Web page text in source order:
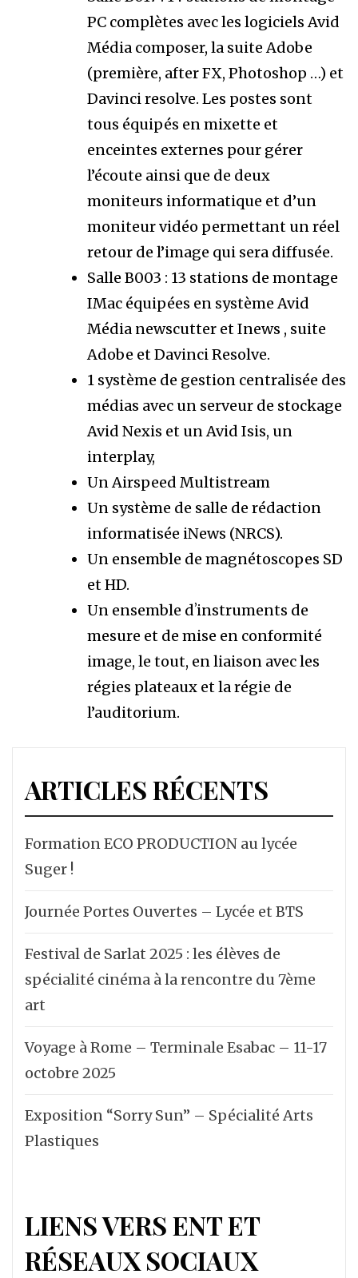
PC complètes avec les logiciels Avid
Média composer, la suite Adobe
(première, after FX, Photoshop …) et
Davinci resolve. Les postes sont
tous équipés en mixette et
enceintes externes pour gérer
l’écoute ainsi que de deux
moniteurs informatique et d’un
moniteur vidéo permettant un réel
retour de l’image qui sera diffusée.
Salle B003 : 13 stations de montage
IMac équipées en système Avid
Média newscutter et Inews , suite
Adobe et Davinci Resolve.
1 système de gestion centralisée des
médias avec un serveur de stockage
Avid Nexis et un Avid Isis, un
interplay,
Un Airspeed Multistream
Un système de salle de rédaction
informatisée iNews (NRCS).
Un ensemble de magnétoscopes SD
et HD.
Un ensemble dʼinstruments de
mesure et de mise en conformité
image, le tout, en liaison avec les
régies plateaux et la régie de
l’auditorium.
ARTICLES RÉCENTS
Formation ECO PRODUCTION au lycée
Suger !
Journée Portes Ouvertes – Lycée et BTS
Festival de Sarlat 2025 : les élèves de
spécialité cinéma à la rencontre du 7ème
art
Voyage à Rome – Terminale Esabac – 11-17
octobre 2025
Exposition “Sorry Sun” – Spécialité Arts
Plastiques
LIENS VERS ENT ET
RÉSEAUX SOCIAUX